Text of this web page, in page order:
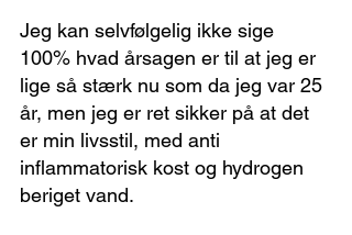
Jeg kan selvfølgelig ikke sige
100% hvad årsagen er til at jeg er
lige så stærk nu som da jeg var 25
år, men jeg er ret sikker på at det
er min livsstil, med anti
inflammatorisk kost og hydrogen
beriget vand.